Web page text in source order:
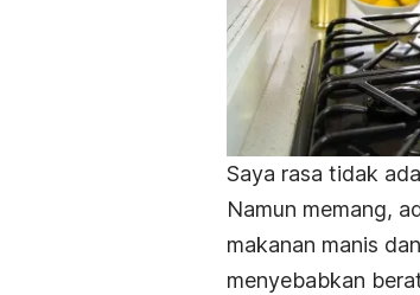
Saya rasa tidak
Namun memang,
makanan manis
menyebabkan